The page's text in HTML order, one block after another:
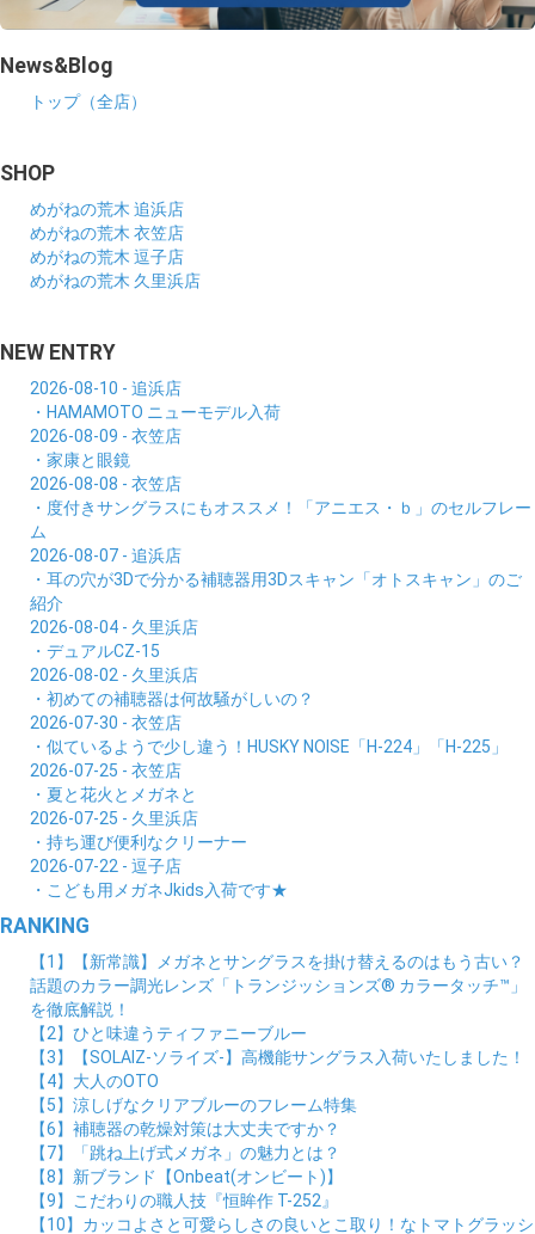
News&Blog
トップ（全店）
SHOP
めがねの荒木 追浜店
めがねの荒木 衣笠店
めがねの荒木 逗子店
めがねの荒木 久里浜店
NEW ENTRY
2026-08-10 - 追浜店
・HAMAMOTO ニューモデル入荷
2026-08-09 - 衣笠店
・家康と眼鏡
2026-08-08 - 衣笠店
・度付きサングラスにもオススメ！「アニエス・ｂ」のセルフレー
ム
2026-08-07 - 追浜店
・耳の穴が3Dで分かる補聴器用3Dスキャン「オトスキャン」のご
紹介
2026-08-04 - 久里浜店
・デュアルCZ-15
2026-08-02 - 久里浜店
・初めての補聴器は何故騒がしいの？
2026-07-30 - 衣笠店
・似ているようで少し違う！HUSKY NOISE「H-224」「H-225」
2026-07-25 - 衣笠店
・夏と花火とメガネと
2026-07-25 - 久里浜店
・持ち運び便利なクリーナー
2026-07-22 - 逗子店
・こども用メガネJkids入荷です★
RANKING
【1】【新常識】メガネとサングラスを掛け替えるのはもう古い？
話題のカラー調光レンズ「トランジッションズ® カラータッチ™」
を徹底解説！
【2】ひと味違うティファニーブルー
【3】【SOLAIZ-ソライズ-】高機能サングラス入荷いたしました！
【4】大人のOTO
【5】涼しげなクリアブルーのフレーム特集
【6】補聴器の乾燥対策は大丈夫ですか？
【7】「跳ね上げ式メガネ」の魅力とは？
【8】新ブランド【Onbeat(オンビート)】
【9】こだわりの職人技『恒眸作 T-252』
【10】カッコよさと可愛らしさの良いとこ取り！なトマトグラッシ